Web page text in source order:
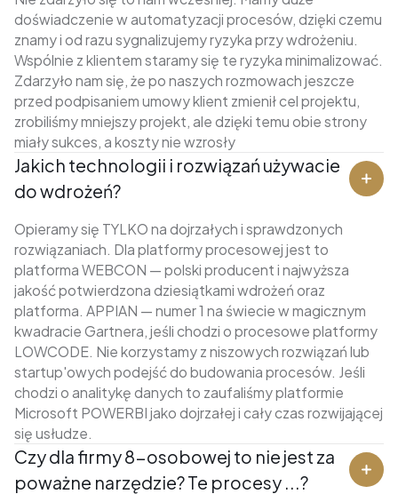
doświadczenie w automatyzacji procesów, dzięki czemu
znamy i od razu sygnalizujemy ryzyka przy wdrożeniu.
Wspólnie z klientem staramy się te ryzyka minimalizować.
Zdarzyło nam się, że po naszych rozmowach jeszcze
przed podpisaniem umowy klient zmienił cel projektu,
zrobiliśmy mniejszy projekt, ale dzięki temu obie strony
miały sukces, a koszty nie wzrosły
Jakich technologii i rozwiązań używacie
do wdrożeń?
Opieramy się TYLKO na dojrzałych i sprawdzonych
rozwiązaniach. Dla platformy procesowej jest to
platforma WEBCON — polski producent i najwyższa
jakość potwierdzona dziesiątkami wdrożeń oraz
platforma. APPIAN — numer 1 na świecie w magicznym
kwadracie Gartnera, jeśli chodzi o procesowe platformy
LOWCODE. Nie korzystamy z niszowych rozwiązań lub
startup'owych podejść do budowania procesów. Jeśli
chodzi o analitykę danych to zaufaliśmy platformie
Microsoft POWERBI jako dojrzałej i cały czas rozwijającej
się usłudze.
Czy dla firmy 8-osobowej to nie jest za
poważne narzędzie? Te procesy ...?